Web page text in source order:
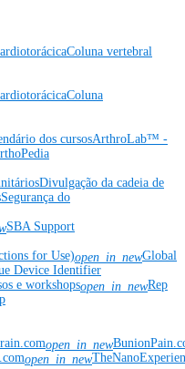
Coluna vertebral
Coluna
dos cursosArthroLab™ -
Divulgação da cadeia de
Segurança do
SBA Support
for Use)open_in_newGlobal
Device Identifier
e workshopsopen_in_newRep
open_in_new
open_in_new